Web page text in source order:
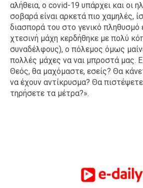
αλήθεια, ο covid-19 υπάρχει και οι
σοβαρά είναι αρκετά πιο χαμηλές,
διασπορά του στο γενικό πληθυσμό
χτεσινή μάχη κερδήθηκε με πολύ
συναδέλφους), ο πόλεμος όμως
πολλές μάχες να ναι μπροστά μας.
Θεός, θα μαχόμαστε, εσείς? Θα
να έχουν αντίκρυσμα? Θα
τηρήσετε τα μέτρα?».